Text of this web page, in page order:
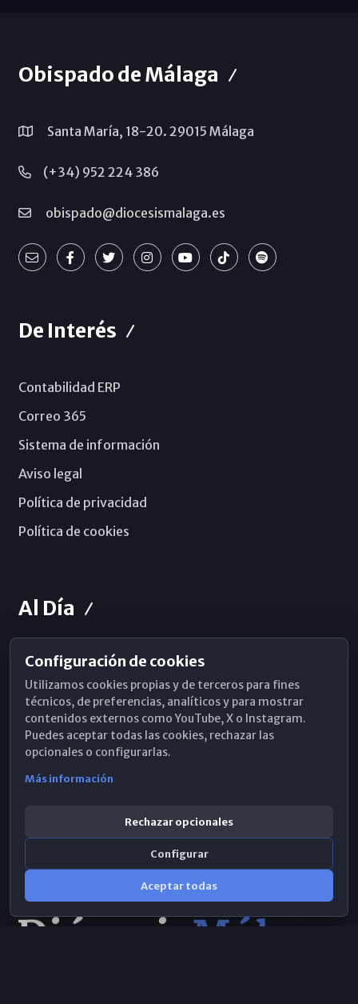
Obispado de Málaga
Santa María, 18-20. 29015 Málaga
(+34) 952 224 386
obispado@diocesismalaga.es
De Interés
Contabilidad ERP
Correo 365
Sistema de información
Aviso legal
Política de privacidad
Política de cookies
Al Día
Horarios de Misa
Hemeroteca
WhatsApp
Configuración de cookies
Utilizamos cookies propias y de terceros para fines
técnicos, de preferencias, analíticos y para mostrar
contenidos externos como YouTube, X o Instagram.
Puedes aceptar todas las cookies, rechazar las
opcionales o configurarlas.
Más información
Rechazar opcionales
Configurar
Aceptar todas